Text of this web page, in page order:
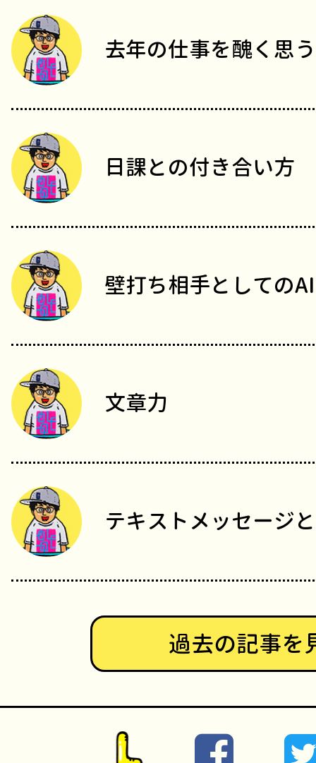
去年の仕事を醜く思う
日課との付き合い方
壁打ち相手としてのAI
文章力
テキストメッセージ
過去の記事を